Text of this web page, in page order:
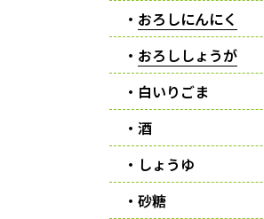
・ おろしにんにく
・ おろししょうが
・白いりごま
・酒
・しょうゆ
・砂糖